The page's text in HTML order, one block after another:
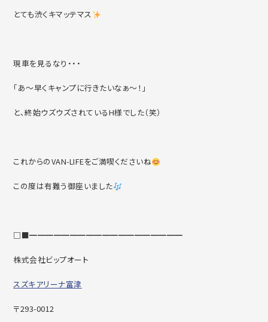
とても渋くキマッテマス
現車を見るなり・・・
「あ～早くキャンプに行きたいなぁ～！」
と、終始ウズウズされているH様でした（笑）
これからのVAN-LIFEをご満喫くださいね
この度は有難う御座いました
□■━━━━━━━━━━━━━━━━━━━
株式会社ビップオート
スズキアリーナ富津
〒293-0012